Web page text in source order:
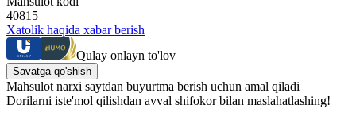
40815
Xatolik haqida xabar berish
Qulay onlayn to'lov
Savatga qo'shish
Mahsulot narxi saytdan buyurtma berish uchun amal qiladi
Dorilarni iste'mol qilishdan avval shifokor bilan maslahatlashing!